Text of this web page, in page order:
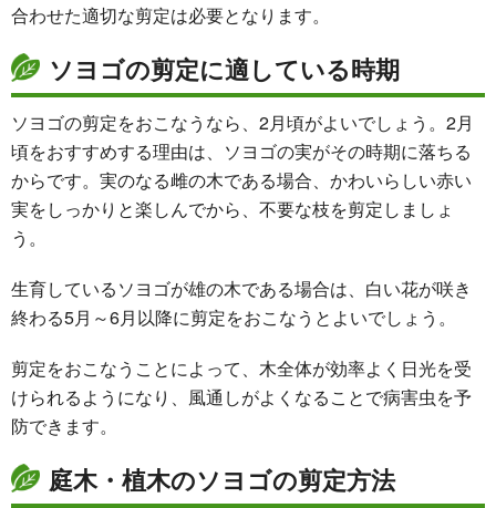
合わせた適切な剪定は必要となります。
ソヨゴの剪定に適している時期
ソヨゴの剪定をおこなうなら、 2月頃がよいでしょう。2月
頃をおすすめする理由は、ソヨゴの実がその時期に落ちる
からです。実のなる雌の木である場合、かわいらしい赤い
実をしっかりと楽しんでから、不要な枝を剪定しましょ
う。
生育しているソヨゴが雄の木である場合は、白い花が咲き
終わる5月～6月以降に剪定をおこなうとよいでしょう。
剪定をおこなうことによって、木全体が効率よく日光を受
けられるようになり、風通しがよくなることで病害虫を予
防できます。
庭木・植木のソヨゴの剪定方法